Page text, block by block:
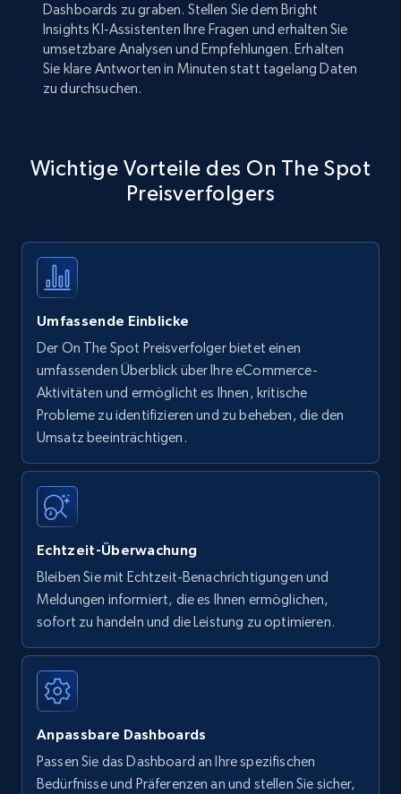
Dashboards zu graben. Stellen Sie dem Bright
Insights KI-Assistenten Ihre Fragen und erhalten Sie
umsetzbare Analysen und Empfehlungen. Erhalten
Sie klare Antworten in Minuten statt tagelang Daten
zu durchsuchen.
Wichtige Vorteile des On The Spot
Preisverfolgers
Umfassende Einblicke
Der On The Spot Preisverfolger bietet einen
umfassenden Überblick über Ihre eCommerce-
Aktivitäten und ermöglicht es Ihnen, kritische
Probleme zu identifizieren und zu beheben, die den
Umsatz beeinträchtigen.
Echtzeit-Überwachung
Bleiben Sie mit Echtzeit-Benachrichtigungen und
Meldungen informiert, die es Ihnen ermöglichen,
sofort zu handeln und die Leistung zu optimieren.
Anpassbare Dashboards
Passen Sie das Dashboard an Ihre spezifischen
Bedürfnisse und Präferenzen an und stellen Sie sicher,